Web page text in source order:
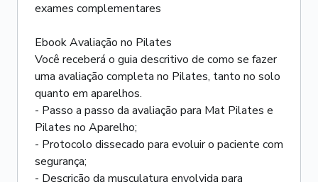
exames complementares
Ebook Avaliação no Pilates
Você receberá o guia descritivo de como se fazer
uma avaliação completa no Pilates, tanto no solo
quanto em aparelhos.
- Passo a passo da avaliação para Mat Pilates e
Pilates no Aparelho;
- Protocolo dissecado para evoluir o paciente com
segurança;
- Descrição da musculatura envolvida para